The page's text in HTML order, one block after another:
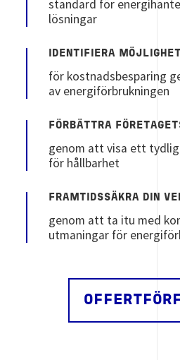
standard för
lösningar
IDENTIFIERA
för kostnadsbesparing
av energiförbrukningen
FÖRBÄTTRA
genom att visa ett
för hållbarhet
FRAMTIDSSÄKRA DIN
genom att ta itu med
utmaningar för